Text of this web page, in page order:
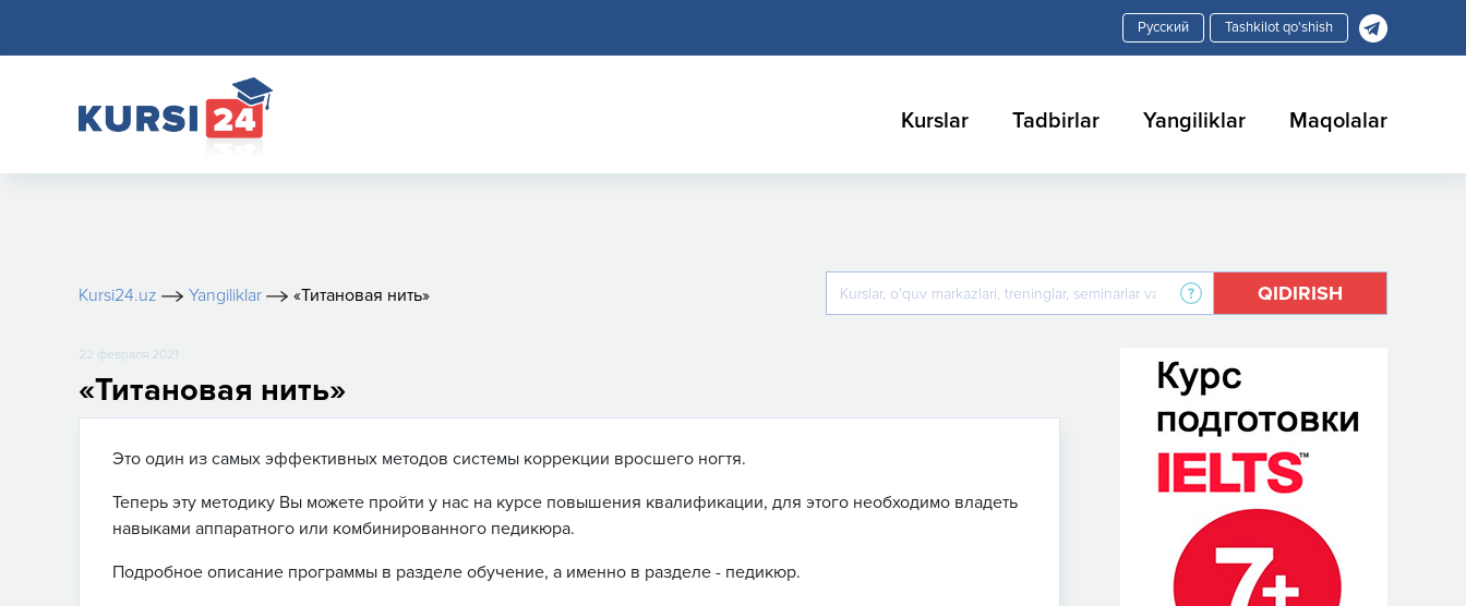
Tashkilot qo'shish
Kurslar Tadbirlar Yangiliklar Maqolalar
Kursi24.uz Yangiliklar «Титановая нить» QIDIRISH
22 февраля 2021
«Титановая нить»
Это один из самых эффективных методов системы коррекции вросшего ногтя.
Теперь эту методику Вы можете пройти у нас на курсе повышения квалификации, для этого необходимо владеть
навыками аппаратного или комбинированного педикюра.
Подробное описание программы в разделе обучение, а именно в разделе - педикюр.